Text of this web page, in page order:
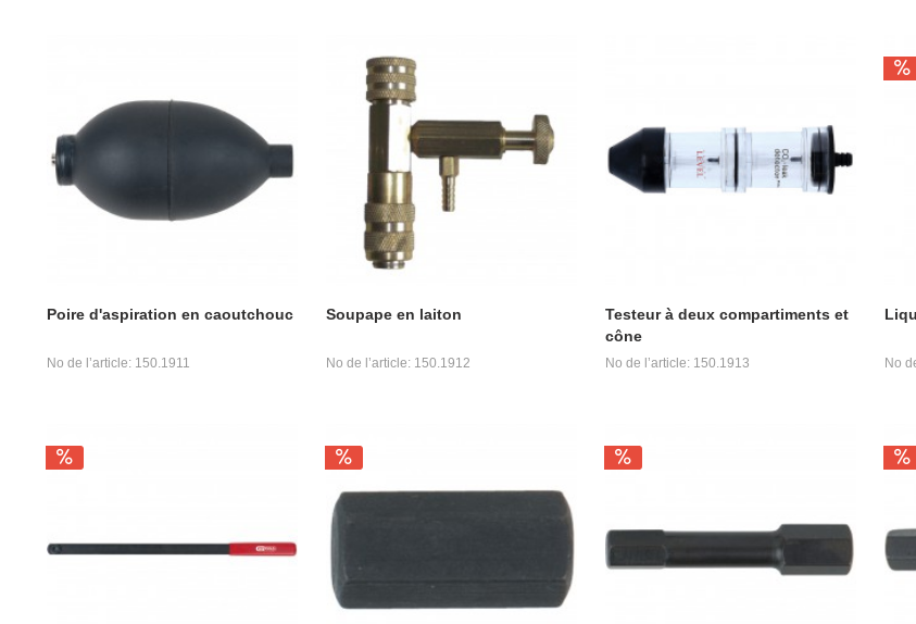
Poire d'aspiration en caoutchouc
No de l’article: 150.1911
Soupape en laiton
No de l’article: 150.1912
Testeur à deux compartiments et
cône
No de l’article: 150.1913 No